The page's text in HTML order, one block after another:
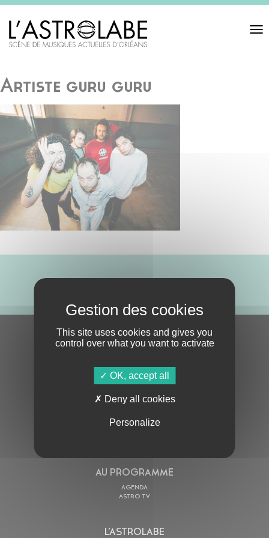
Toggle
Artiste guru guru
S'ABONNER À LA NEWSLETTER
AU PROGRAMME
AGENDA
ASTRO TV
L’ASTROLABE
This site uses cookies and gives you
control over what you want to activate
OK, accept all
Deny all cookies
Personalize